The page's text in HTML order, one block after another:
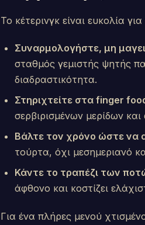
Το κέτερινγκ είναι ευκολία
Συναρμολογήστε, μη
σταθμός γεμιστής ψητής
διαδραστικότητα.
Στηριχτείτε στα finger
σερβιρισμένων μερίδων
Βάλτε τον χρόνο ώστε να
τούρτα, όχι μεσημεριανό
Κάντε το τραπέζι των
άφθονο και κοστίζει
Για ένα πλήρες μενού